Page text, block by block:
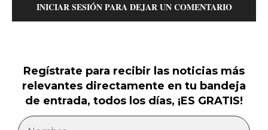
INICIAR SESIÓN PARA DEJAR UN COMENTARIO
Regístrate para recibir las noticias más
relevantes directamente en tu bandeja
de entrada, todos los días, ¡ES GRATIS!